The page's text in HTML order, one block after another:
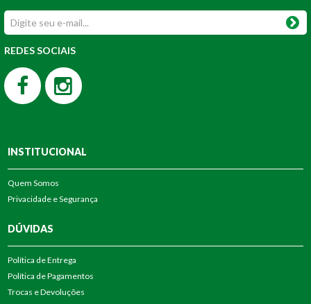
REDES SOCIAIS
INSTITUCIONAL
Quem Somos
Privacidade e Segurança
DÚVIDAS
Política de Entrega
Política de Pagamentos
Trocas e Devoluções